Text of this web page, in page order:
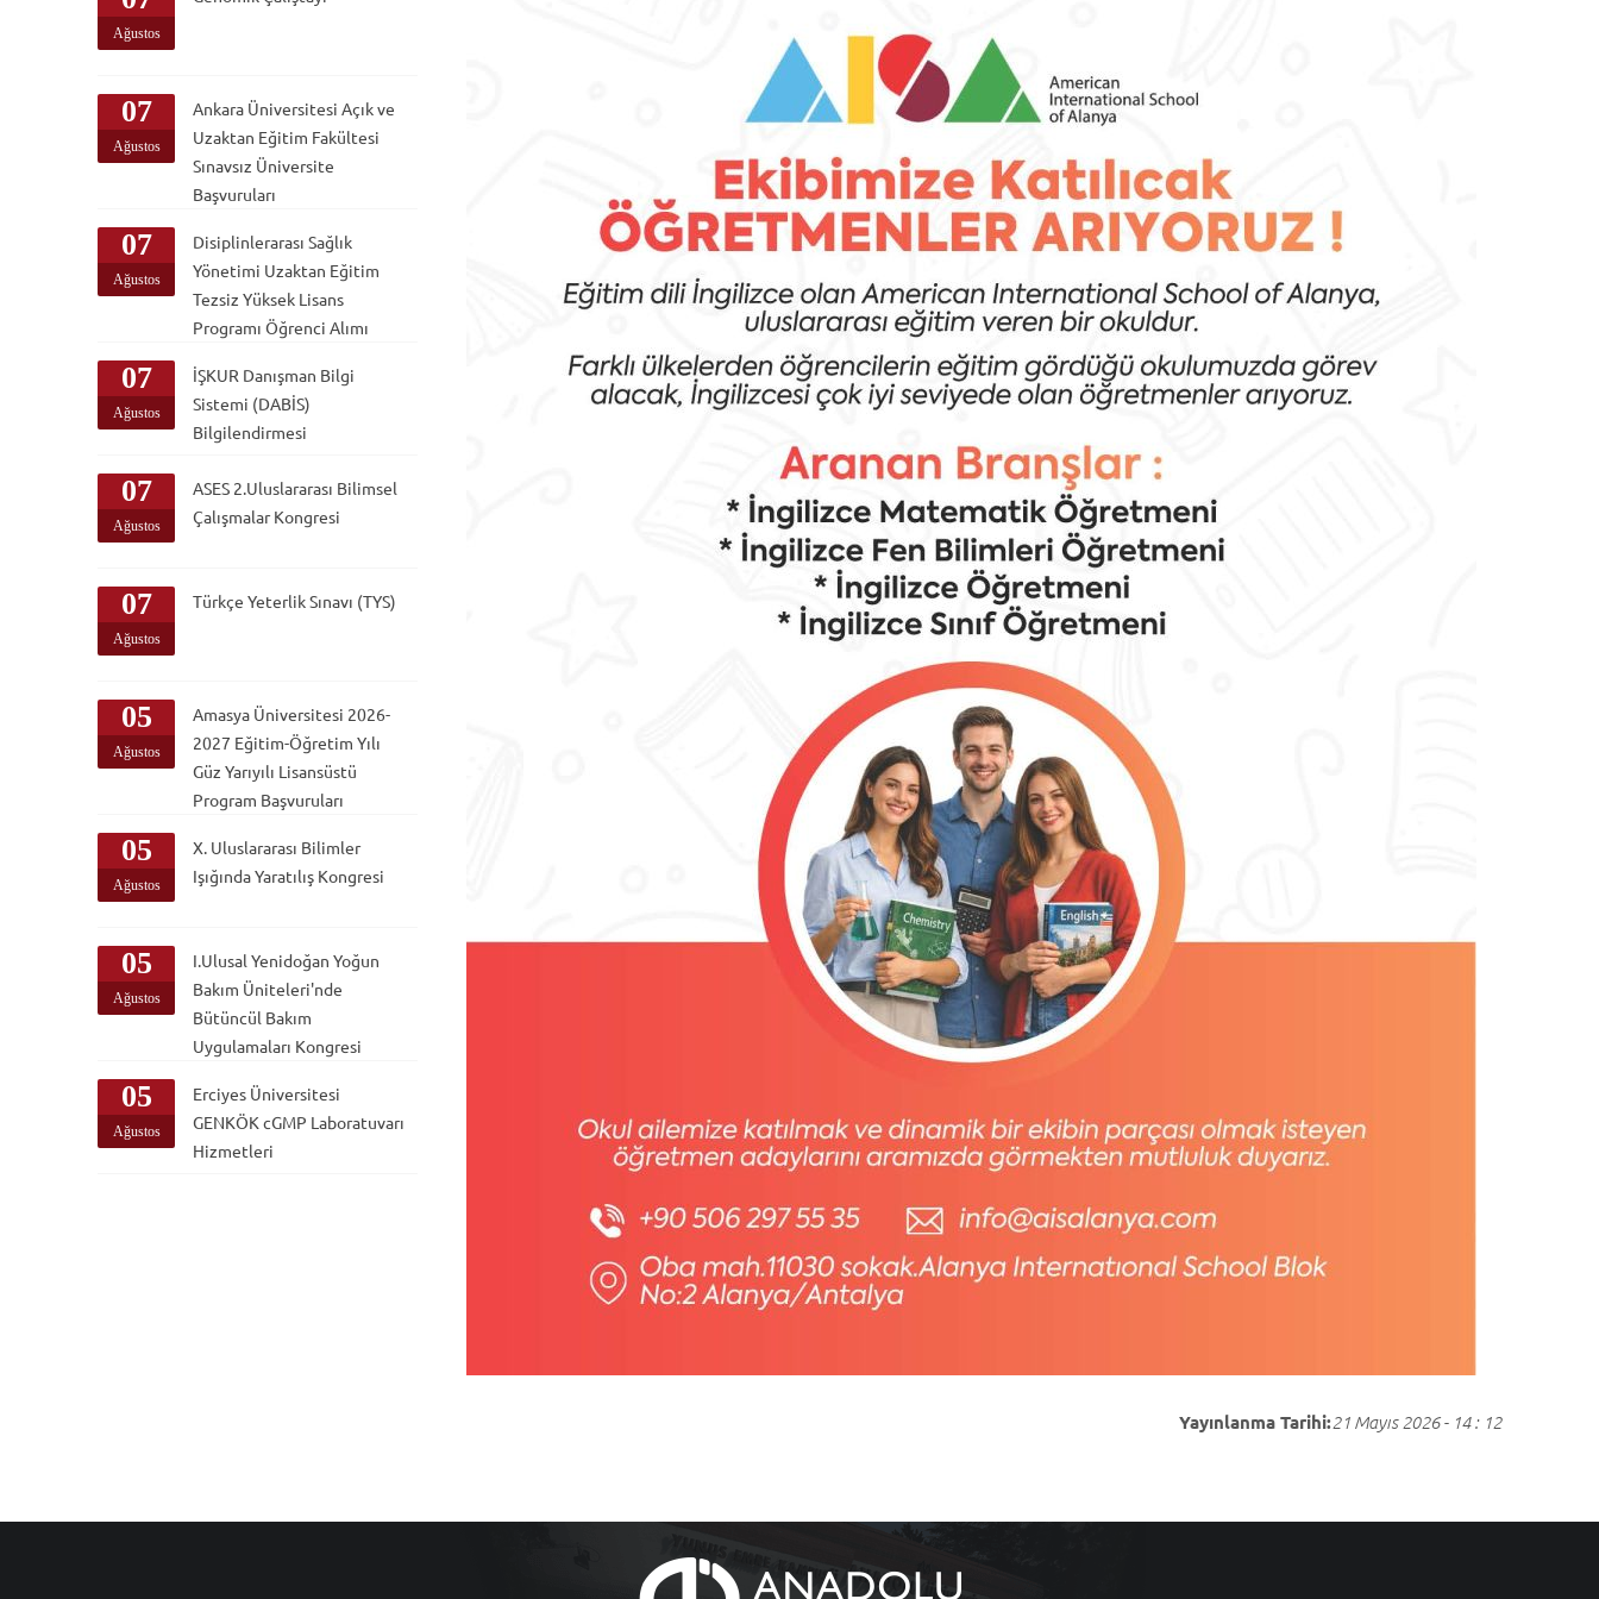
Yayınlanma Tarihi:21 Mayıs 2026 - 14 : 12
Ağustos
07
Ağustos
Ankara Üniversitesi Açık ve
Uzaktan Eğitim Fakültesi
Sınavsız Üniversite
Başvuruları
07
Ağustos
Disiplinlerarası Sağlık
Yönetimi Uzaktan Eğitim
Tezsiz Yüksek Lisans
Programı Öğrenci Alımı
07
Ağustos
İŞKUR Danışman Bilgi
Sistemi (DABİS)
Bilgilendirmesi
07
Ağustos
ASES 2.Uluslararası Bilimsel
Çalışmalar Kongresi
07
Ağustos
Türkçe Yeterlik Sınavı (TYS)
05
Ağustos
Amasya Üniversitesi 2026-
2027 Eğitim-Öğretim Yılı
Güz Yarıyılı Lisansüstü
Program Başvuruları
05
Ağustos
X. Uluslararası Bilimler
Işığında Yaratılış Kongresi
05
Ağustos
I.Ulusal Yenidoğan Yoğun
Bakım Üniteleri'nde
Bütüncül Bakım
Uygulamaları Kongresi
05
Ağustos
Erciyes Üniversitesi
GENKÖK cGMP Laboratuvarı
Hizmetleri